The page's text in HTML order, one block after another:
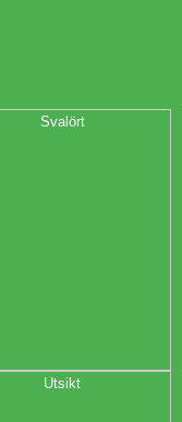
Svalört
Utsikt